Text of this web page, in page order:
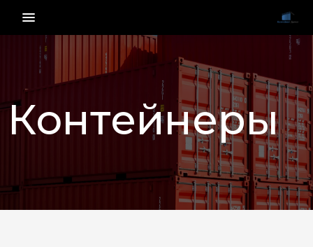
menu_vert
Контейнеры
НАЗАД ВПЕРЕД